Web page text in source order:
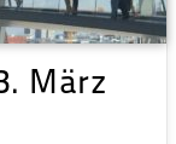
März